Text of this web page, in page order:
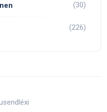
(30)
(226)